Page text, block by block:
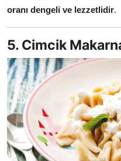
oranı dengeli ve lezzetlidir.
5. Cimcik